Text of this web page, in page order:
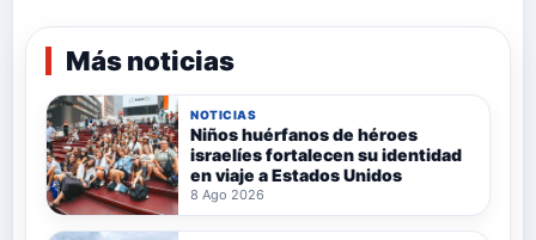
Más noticias
NOTICIAS
Niños huérfanos de héroes
israelíes fortalecen su identidad
en viaje a Estados Unidos
8 Ago 2026